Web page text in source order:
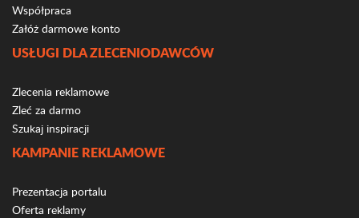
Współpraca
Załóż darmowe konto
USŁUGI DLA ZLECENIODAWCÓW
Zlecenia reklamowe
Zleć za darmo
Szukaj inspiracji
KAMPANIE REKLAMOWE
Prezentacja portalu
Oferta reklamy